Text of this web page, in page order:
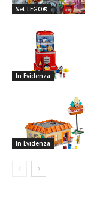
Set LEGO®
In Evidenza
In Evidenza